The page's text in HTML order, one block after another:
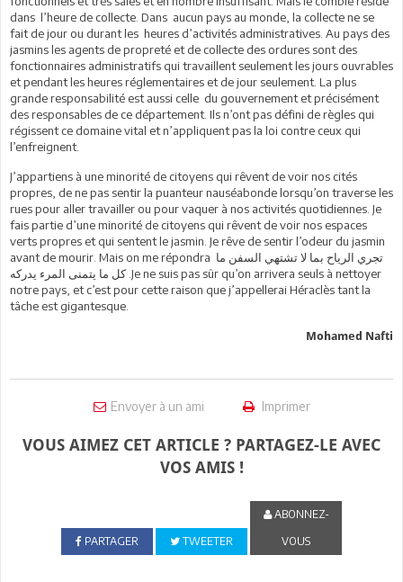
dans l’heure de collecte. Dans aucun pays au monde, la collecte ne se
fait de jour ou durant les heures d’activités administratives. Au pays des
jasmins les agents de propreté et de collecte des ordures sont des
fonctionnaires administratifs qui travaillent seulement les jours ouvrables
et pendant les heures réglementaires et de jour seulement. La plus
grande responsabilité est aussi celle du gouvernement et précisément
des responsables de ce département. Ils n’ont pas défini de règles qui
régissent ce domaine vital et n’appliquent pas la loi contre ceux qui
l’enfreignent.
J’appartiens à une minorité de citoyens qui rêvent de voir nos cités
propres, de ne pas sentir la puanteur nauséabonde lorsqu’on traverse les
rues pour aller travailler ou pour vaquer à nos activités quotidiennes. Je
fais partie d’une minorité de citoyens qui rêvent de voir nos espaces
verts propres et qui sentent le jasmin. Je rêve de sentir l’odeur du jasmin
avant de mourir. Mais on me répondra تجري الرياح بما لا تشتهي السفن ما
كل ما يتمنى المرء يدركه .Je ne suis pas sûr qu’on arrivera seuls à nettoyer
notre pays, et c’est pour cette raison que j’appellerai Héraclès tant la
tâche est gigantesque.
Mohamed Nafti
Envoyer à un ami Imprimer
VOUS AIMEZ CET ARTICLE ? PARTAGEZ-LE AVEC
VOS AMIS !
PARTAGER TWEETER
ABONNEZ-
VOUS